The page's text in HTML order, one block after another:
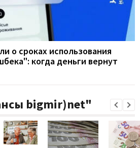
о сроках использования
когда деньги вернут
bigmir)net"